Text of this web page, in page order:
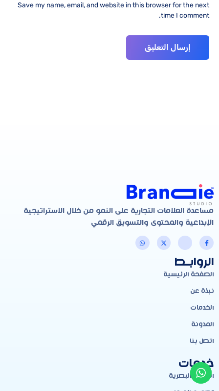
Save my name, email, and website in this browser for the next
time I comment.
مساعدة العلامات التجارية على النمو من خلال الاستراتيجية
الإبداعية والمحتوى والتسويق الرقمي
الروابـط
الصفحة الرئيسية
نبذة عن
الخدمات
المدونة
اتصل بنا
خدمات
الهوية البصرية